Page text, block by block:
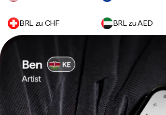
BRL zu CHF BRL zu AED